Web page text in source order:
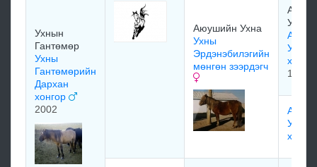
Ухнын
Гантөмөр
Ухны
Гантөмөрийн
Дархан
хонгор
2002
Аюушийн Ухна
Ухны
Эрдэнэбилэгийн
мөнгөн зээрдэгч
Ухна
Ухны
1976
Ухны